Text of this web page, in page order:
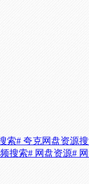
索# 夸克网盘资源
搜索# 网盘资源#